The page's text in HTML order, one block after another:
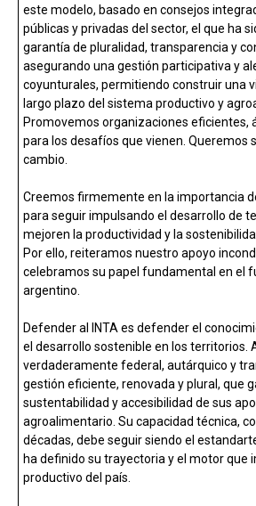
este modelo, basado en consejos
públicas y privadas del sector, el que ha
garantía de pluralidad, transparencia y
asegurando una gestión participativa y
coyunturales, permitiendo construir una
largo plazo del sistema productivo y
Promovemos organizaciones eficientes,
para los desafíos que vienen. Queremos
cambio.
Creemos firmemente en la importancia
para seguir impulsando el desarrollo de
mejoren la productividad y la
Por ello, reiteramos nuestro apoyo
celebramos su papel fundamental en el
argentino.
Defender al INTA es defender el
el desarrollo sostenible en los territorios.
verdaderamente federal, autárquico y
gestión eficiente, renovada y plural, que
sustentabilidad y accesibilidad de sus
agroalimentario. Su capacidad técnica,
décadas, debe seguir siendo el
ha definido su trayectoria y el motor que
productivo del país.